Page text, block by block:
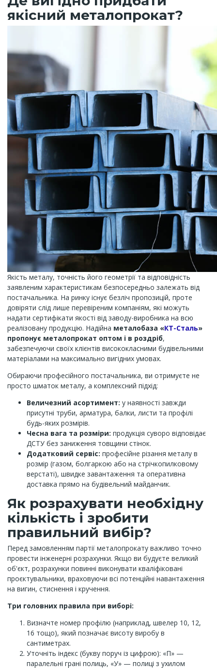
якісний металопрокат?
Якість металу, точність його геометрії та відповідність
заявленим характеристикам безпосередньо залежать від
постачальника. На ринку існує безліч пропозицій, проте
довіряти слід лише перевіреним компаніям, які можуть
надати сертифікати якості від заводу-виробника на всю
реалізовану продукцію. Надійна металобаза «КТ-Сталь»
пропонує металопрокат оптом і в роздріб,
забезпечуючи своїх клієнтів висококласними будівельними
матеріалами на максимально вигідних умовах.
Обираючи професійного постачальника, ви отримуєте не
просто шматок металу, а комплексний підхід:
Величезний асортимент: у наявності завжди
присутні труби, арматура, балки, листи та профілі
будь-яких розмірів.
Чесна вага та розміри: продукція суворо відповідає
ДСТУ без заниження товщини стінок.
Додатковий сервіс: професійне різання металу в
розмір (газом, болгаркою або на стрічкопилковому
верстаті), швидке завантаження та оперативна
доставка прямо на будівельний майданчик.
Як розрахувати необхідну
кількість і зробити
правильний вибір?
Перед замовленням партії металопрокату важливо точно
провести інженерні розрахунки. Якщо ви будуєте великий
об'єкт, розрахунки повинні виконувати кваліфіковані
проєктувальники, враховуючи всі потенційні навантаження
на вигин, стиснення і кручення.
Три головних правила при виборі:
Визначте номер профілю (наприклад, швелер 10, 12,
16 тощо), який позначає висоту виробу в
сантиметрах.
Уточніть індекс (букву поруч із цифрою): «П» —
паралельні грані полиць, «У» — полиці з ухилом